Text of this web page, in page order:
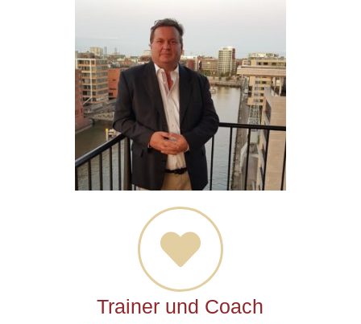
Trainer und Coach